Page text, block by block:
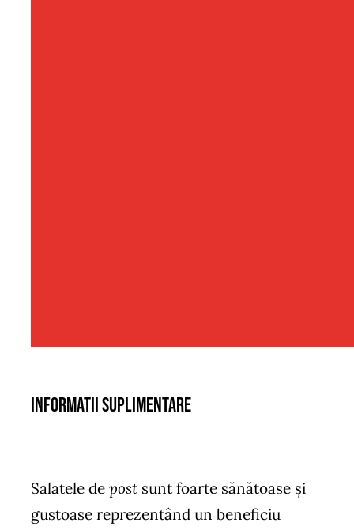
Informatii suplimentare
Salatele de postsunt foarte sănătoase și
gustoase reprezentând un beneficiu